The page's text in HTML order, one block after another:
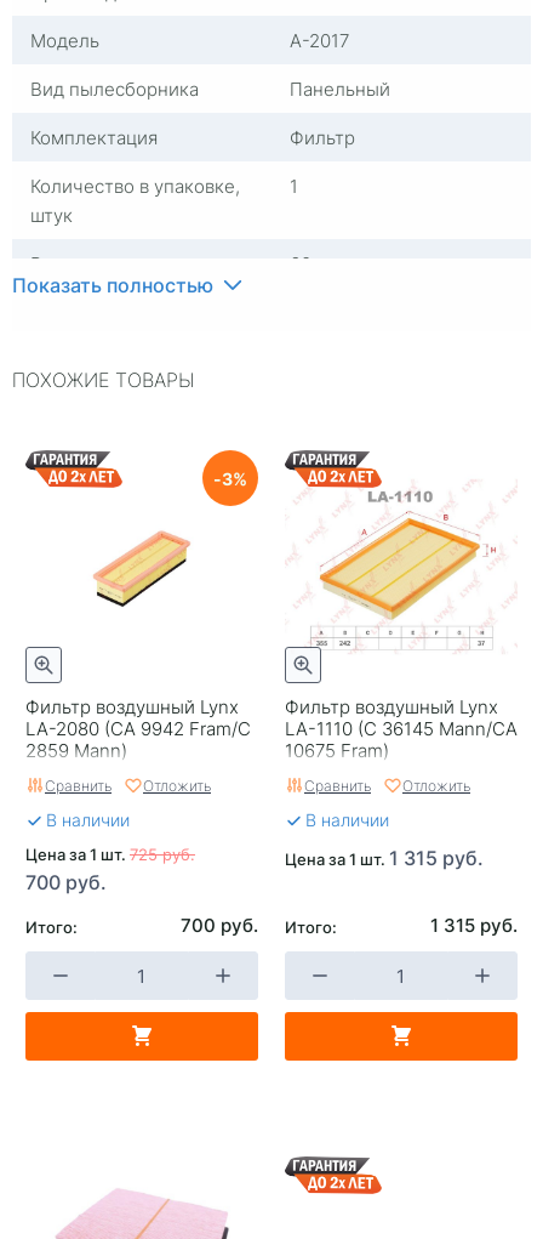
Модель
A-2017
Вид пылесборника
Панельный
Комплектация
Фильтр
Количество в упаковке,
штук
1
Высота, мм
60
Ширина, мм
230
Страна изготовителя
Россия
Показать полностью
ПОХОЖИЕ ТОВАРЫ
Фильтр воздушный Lynx
LA-2080 (CA 9942 Fram/C
2859 Mann)
3
Сравнить Отложить
В наличии
Цена за 1 шт. 725 руб.
700 руб.
Итого: 700 руб.
Фильтр воздушный Lynx
LA-1110 (C 36145 Mann/CA
10675 Fram)
Сравнить Отложить
В наличии
Цена за 1 шт. 1 315 руб.
Итого: 1 315 руб.